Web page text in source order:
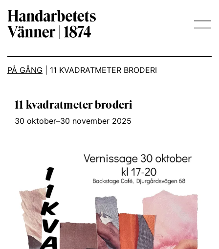
Main Navigation
PÅ GÅNG 11 KVADRATMETER BRODERI
11 kvadratmeter broderi
30 oktober–30 november 2025